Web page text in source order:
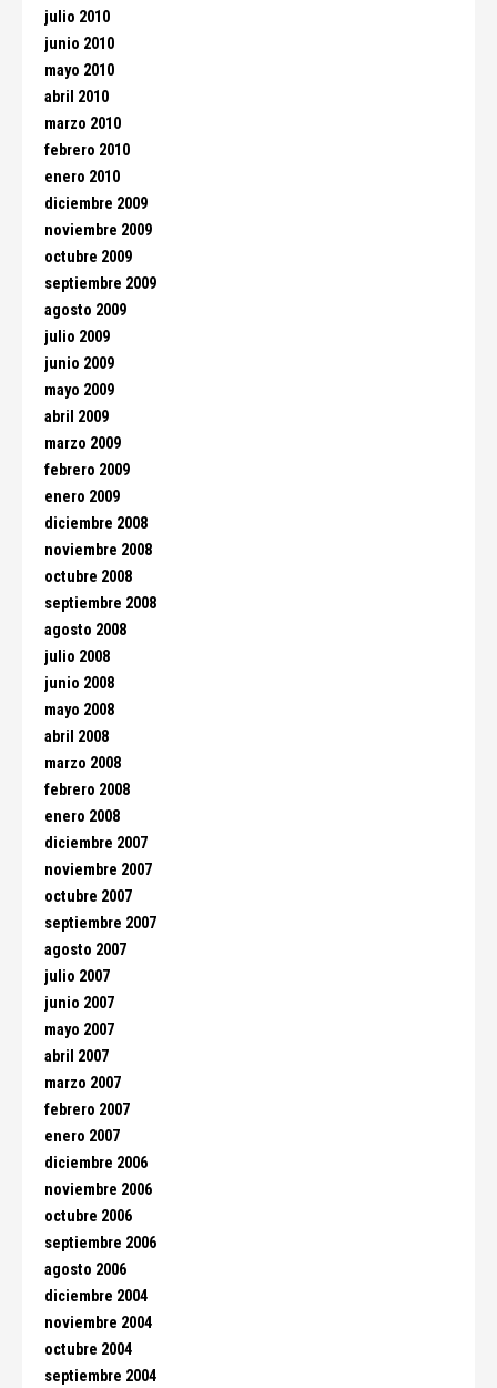
julio 2010
junio 2010
mayo 2010
abril 2010
marzo 2010
febrero 2010
enero 2010
diciembre 2009
noviembre 2009
octubre 2009
septiembre 2009
agosto 2009
julio 2009
junio 2009
mayo 2009
abril 2009
marzo 2009
febrero 2009
enero 2009
diciembre 2008
noviembre 2008
octubre 2008
septiembre 2008
agosto 2008
julio 2008
junio 2008
mayo 2008
abril 2008
marzo 2008
febrero 2008
enero 2008
diciembre 2007
noviembre 2007
octubre 2007
septiembre 2007
agosto 2007
julio 2007
junio 2007
mayo 2007
abril 2007
marzo 2007
febrero 2007
enero 2007
diciembre 2006
noviembre 2006
octubre 2006
septiembre 2006
agosto 2006
diciembre 2004
noviembre 2004
octubre 2004
septiembre 2004